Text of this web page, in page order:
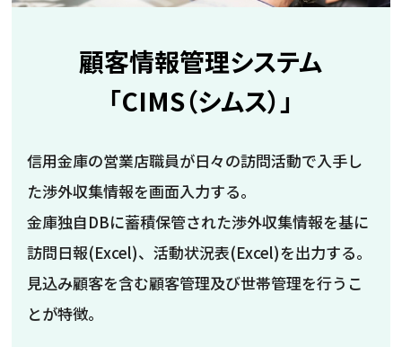
顧客情報管理システム
「CIMS（シムス）」
信用金庫の営業店職員が日々の訪問活動で入手し
た渉外収集情報を画面入力する。
金庫独自DBに蓄積保管された渉外収集情報を基に
訪問日報(Excel)、活動状況表(Excel)を出力する。
見込み顧客を含む顧客管理及び世帯管理を行うこ
とが特徴。